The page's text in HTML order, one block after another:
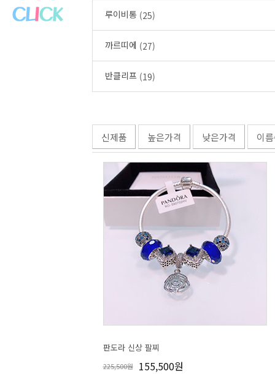
루이비통 (25)
까르띠에 (27)
반클리프 (19)
신제품 높은가격 낮은가격 이
판도라 신상 팔찌
225,500원 155,500원